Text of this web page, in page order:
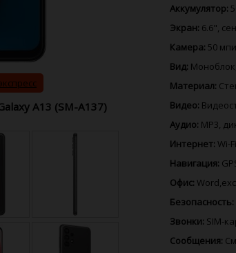
A13 (SM-A137)
Аккумулятор:
Экран: 6.6",
Камера: 50
Вид:
Материал:
Видео:
Аудио: MP3,
Интернет: Wi-
Навигация:
Офис:
Безопасность:
Звонки: SIM-
Сообщения: